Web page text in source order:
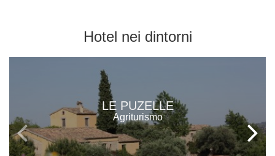
Hotel nei dintorni
LE PUZELLE
Agriturismo